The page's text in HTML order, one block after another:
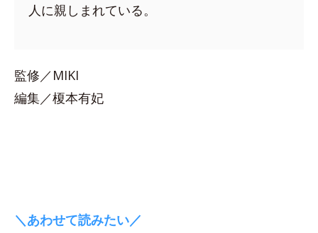
人に親しまれている。
監修／MIKI
編集／榎本有妃
＼あわせて読みたい／